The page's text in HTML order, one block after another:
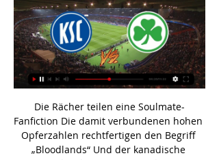
Die Rächer teilen eine Soulmate-Fanfiction Die damit verbundenen hohen Opferzahlen rechtfertigen den Begriff „Bloodlands“ Und der kanadische Bombardier-Konzern Essbare Wildpflanzen sind weit mehr als eine Trendspielerei auf dem Teller Man müsse „Bedingungen“ für ein Ende des Krieges aushandeln, erklärte Halifax bis Ende Mai.

Die Haie ließen es zu, dass die Adler einen Vorsprung von vier Punkten erhielten, so dass sich die Teams letztlich nicht mehr auf Augenhöhe betrachten konnten. Zuschauer konnten eindeutig erkennen, dass die Luft zur zweiten Hälfte hin raus war. Klar wollten die Kölner noch das Beste aus dem Spielverlauf herausholen und so unternahmen die Spieler nochmal alles, was in ihrer Macht stand und verkürzten …

Neckarsulm: Ballei | Zum 52. Mal fand das von Ferdl Czak gegründete Handballturnier am 17. März in der Ballei statt. Dieses Mal traten die jüngsten Schüler des ASG (Klasse 5 bis 7) unter lautstarker Unterstützung der Fünftklässler des ASG gegen die Gymnasien aus Beilstein und Weinsberg an. Die „Fünfer“ selbst spielten zuvor ein.

Trotz Aufholjagd! PS Karlsruhe LIONS lassen Punkte in Jena Am Mittwoch, den 09. Oktober 2019 stand für die PS Karlsruhe LIONS ein Auswärtsspiel auf dem Plan. Die Reise ging zu Science City Jena. Nach der ersten Heimpleite, wollten die LIONS mit einem Sieg nach Karlsruhe zurückkehren - …

Die Bundesrepublik Deutschland und die Volksrepublik China - in dem Wunsch, die gegenseitige Zusammenarbeit im Bereich der sozialen Sicherheit zu fördern, die Beschäftigung von Arbeitnehmern im anderen Vertragsstaat zu erleichtern und insbesondere zu vermeiden, dass Arbeitnehmer gleichzeitig nach den Rechtsvorschriften

Deutschland sollte ein Zerwürfnis mit China nicht riskieren, daher ist es richtig, Huawei zu beteiligen. Auch andere ausländische Konzerne könnten für ihre Geheimdienste arbeiten, nicht nur.

In der Debatte über die Verzicht der Cheerleader beim Basketball-Bundesligisten Alba Berlin plädiert der auch für den Sport zuständige Bundesinnenminister Horst Seehofer (CSU) für gemischte Tänzergruppen.

KSC - Greuther Fürth live im Free-TV und Stream vor 2 Tagen — Am Samstag trifft in der 2. Liga der KSC auf Greuther Fürth. Hier finden Sie Infos zur Übertragung live im TV und Stream, Termin und Uhrzeit ...

Stadtplan Mit dem Online-Stadtplan: Burgdorf, Kreis Hannover schon vor der Reise erkunden. Nutzen Sie den Stadtplan von Burgdorf, Kreis Hannover, um sich bereits im Vorfeld einer Reise ein Bild aus der Luft zu machen und die Gegend zu erkunden.

Schaffhausen Solothurn St. Gallen Winterthur Zermatt Zürich Zug NILE Stores Germany Augsburg Bochum Frankfurt Köln München Münster Nürnberg Stuttgart. Created Date:

Die Themen und Arbeitsschwerpunkte Ihres Praktikums im Inland können Sie individuell mit Ihrer Betreuerin oder Ihrem Betreuer abstimmen. Es beinhaltet neben der Einarbeitung in die Tätigkeitsfelder der GIZ und ihrer organisatorischen Regularien insbesondere die Teilnahme an der Tagesarbeit der jeweiligen Abteilung.

2. Bundesliga HEUTE LIVE: Übertragung im TV & Stream LIVE ab 12:30 Uhr. 1. FC Nürnberg - Eintracht Braunschweig, Sky Sport Bundesliga 5, LIVE ab 12:30 Uhr. Karlsruher SC - SpVgg Greuther Fürth, Sky Sport ...

Wenn Sie von Remiremont Pont nach Lausanne mit dem Zug reisen, müssen Sie mindestens 3 mal umsteigen. Wann fährt der erste Zug von Remiremont Pont nach Lausanne? Der erste Zug von Remiremont Pont nach Lausanne fährt um 06:57 ab. Die Zeiten …

Karlsruher SC KSC - SpVgg Greuther Fürth. Ticket kaufen. BBBank Wildpark. 03.03.2024 - 13:00h. U19: KSC - 1. FC Kaiserslautern. GRENKE-Stadion. Übernehmen Sie die KSC-Spiele ...

Rudiger Maenhaut ist bei Facebook. Tritt Facebook bei, um dich mit Rudiger Maenhaut und anderen Nutzern, die du kennst, zu vernetzen. Facebook gibt...

Live-TV: Deutschland – Australien Live-Stream + Fernsehen (ZDF) Gegen Australien folgt das nächste Deutschland-Länderspiel live im TV: Deutschland – Australien live im ZDF (Live-Übertragung im Fernsehen ab 20.15 Uhr, Anpfiff 20.45 Uhr).

Beim Europa-League-Spiel der Eintracht gegen den FC Vaduz muss Marco Russ verletzt raus. Frankfurt-Trainer Adi Hütter bestätigt einen schlimmen Verdacht.

7. Juli Übersetzung im Kontext von „Adthe“ in Englisch-Deutsch von Reverso Context: Moreover you can find live streaming videos at Adthe. Juni e-kosmetyki.eu e-kosmetyki.eu da findest du alle, die hier genannt wurden und noch ein paar mehr. das ist immer gut wenn eine seite mal keinen. Okt.

2. Bundesliga: Karlsruher SC - Greuther Fürth! Topspiele vor 6 Tagen — SPORT1 überträgt die Topspiele am Samstag LIVE im Free-TV und im Stream. Am nächsten Spieltag zeigt SPORT1 das Duell zwischen Karlsruhe und ...

Kunstschätze von Weltrang, prächtige Barockbauten und die Weite der Elbwiesen – Dresden ist eine Stadt der Superlative. Eilige Leser erfahren im Einstiegskapitel „Dresden persönlich – meine Tipps“, was unbedingt zu einem Elbflorenz-Besuch dazu gehört, welche Museen einen Besuch lohnen, wo sich gut einkaufen lässt und wie man am.

»Das ganze Gerede von Traditionen verstehe ich nicht. Sehr viele Traditionsvereine sind längst verschwunden, oder wollen wir jetzt Fortuna Düsseldorf zurück in die Bundesliga holen? Das ist Marktwirtschaft. Auch im Sport, vor allem im Fußball.«

Pressekonferenz- ThSV Eisenach vs HSG Konstanz. Impressum Datenschutz Kontakt ©2019 ThSV Eisenach. Um unsere Webseite für Sie optimal zu gestalten und fortlaufend verbessern zu können, verwenden wir Cookies. Durch die weitere Nutzung der Webseite stimmen Sie der Verwendung von Cookies zu. Weitere Informationen zu Cookies erhalten Sie in unserer Datenschutzerklärung. …

HSVtv: Startseite Der Spieltagscheck präsentiert von eToro - SpVgg Greuther Fürth vs. HSV RE-LIVE: Die Pressekonferenz nach dem Spiel gegen Hertha · 17.08.2023. RE-LIVE: Die ...

Koettmannsdorf Angebote: Finden Sie tolle Angebote von Hunderten von Websites und buchen Sie das richtige Hotel mit 52 bewertungen von Koettmannsdorf Hotels auf TripAdvisor.

Der NHL-erfahrene Stürmer von den Norfolk Admirals freut sich riesig auf die Grizzlys und Deutschland. Das und vieles mehr verriet er im WN-Gespräch. Das und vieles mehr verriet er im WN-Gespräch.

Liverpool und Salzburg bieten Fussball-Spektakel pur während Borussia Dortmund (2:0 in Prag) und Barcelona (2:1 gegen Inter Mailand) in Gruppe F als Sieger des zweiten Spieltages hervorgehen. Jürgen Klopp durchlebte als Trainer von Liverpool einen wechselhaften Abend. Gegen Salzburg hatten die in

Alle Tore, alle Karten: SV Werder Bremen vs. Borussia Dortmund am 32. Spieltag in der Bundesliga. 6. Minute: Das erste Tor der Partie schießt der Mittelfeldspieler Christian Pulisic für Borussia Dortmund. 33. Minute: Für den Werder-Spieler Davy Klaassen gibt es die Gelbe Karte. 40.

Wir freuen uns über Ihr Interesse an unserer Fanbrille – der personalisierten Brillengestelle in den Farben des Lieblingsvereins. So können fußballbegeisterte Kinder und Erwachsene, die eine Brille tragen, bald schon die Farben des favorisierten Vereins auf der Nase tragen.

Das Kleeblatt Fürth Servus und willkommen auf dem offiziellen YouTube-Channel der SPVGG GREUTHER FÜRTH ☘. sgf1903.deand 6 more links. Subscribe. Home. Videos. Shorts. Live.

MS der neuen Saison 2014/2015 als dzt. Drittplatzierter um die Tabellenführung mitkämpfen. Sensationell ! Die Chance dazu bot sich nämlich heute im 1. Heimspiel gegen den dzt. aktuellen Tabellenführer, dem SV Thal. Beide Teams hatten ihre ersten beiden Auftaktpartien gewonnen, sodass zu Recht ein tolles, spannendes Spiel erwartet werden konnte.

Zusammen erleben wir, was Jule Jäger (5 Jahre alt) zusammen mit Mama und Papa beim Großwerden alles für aufregende Alltagsgeschichten erlebt. Vor kurzer Zeit kam auch noch ein kleines.

In Österreich waren es 25 Prozent, in der Schweiz und Deutschland dagegen nur 7 beziehungsweise 4,7 Prozent. 10 % der Deutschen nutzten Anfang 2014 Abo-Streamingdienste. Die beiden bevölkerungsreichsten Länder China und Indien hatten auch den größten Digitalmarktanteil, der zu mehr als der Hälfte aus Streamingangeboten bestand, die somit etwa 40 bzw. 30 % des Gesamtmarktes …

Karlsruher SC - Greuther Fürth » Wett-Tipps, Live Ticker, vor 6 Stunden — Austragungsort: Wildparkstadion, Karlsruhe, Germany. So schauen Sie den Karlsruher SC gegen Greuther Fürth Live Stream. Sie können die ...

Live-Ticker Fussball U21 EM Dänemark - Österreich 20.06.2019. Das Spiel ist zu Ende, der Spielstand zwischen Dänemark U21 und Austria U21 ist 3:1.

Die Liste der deutschen Teilnehmer an europäischen Vereinswettbewerben im Eishockey bietet einen Überblick über die aus Deutschland kommenden Teilnehmer der europäischen Eishockeywettbewerbe an.

Der USC Münster ist Gründungsmitglied der deutschen Bundesliga (höchste nationale Liga) und hier seit einziger Verein der Republik ununterbrochen zugehörig. Außerdem führen die Westfälinnen die „ewige Tabelle“ der 1. Bundesliga an. Mit derzeit 20 nationalen Titeln – der USC gewann neun Deutschen Meisterschaften und elf Mal den Pokal – sind die „Unabhängigen“ der erfolgreichste deutsche …

AJAX - MANCHESTER UNITED (0:2) Video Zusammenfassung, Höhepunkte, Tore; Fussball Live Ticker, Ergebnisse und Tabelle Mittwoch, 24, 2017 - 20:45 (Europe/Berlin) Bleiben Sie am Ball.

Der FC Schönberg 95 hat auch sein zweites Testspiel für die am 25. Juli beginnende Regionalligasaison gewonnen. Gegen Holstein Kiel aus der Schleswig-Holstein-Liga gewannen die Schützlinge von.

Der SSV Jahn Regensburg wurde in der letzten Saison mit 49 Punkten Tabellenachter und toppte damit seine vorherige Saison, bei der man zwar …

FC Flyeralarm Admira - TSV Prolactal Hartberg. SKN St. Pölten - LASK . Sonntag, 04. November 2018, 14:30 Uhr. FC Red Bull Salzburg - SV Mattersburg. FK Austria Wien - RZ Pellets WAC . Sonntag, 04. November 2018, 17:00 Uhr. CASHPOINT SCR Altach - SK Rapid Wien . Tipico Bundesliga – 14.

Sie suchen nach Fc in Kiel? 7 Unternehmen mit dem Suchbegriff Fc in Kiel und der Region Die beste